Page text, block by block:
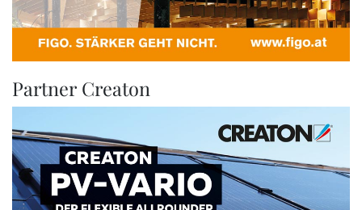
Partner Creaton